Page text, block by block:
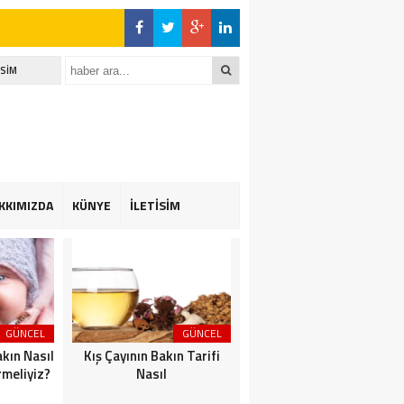
KÜNYE İLETİSİM
GÜNCEL
Nasıl
GÜNCEL
Kış Çayının Bakın Tarifi
Nasıl